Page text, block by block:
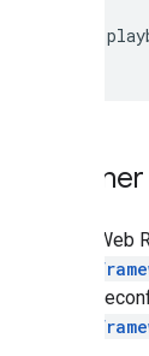
L'SDK
Array